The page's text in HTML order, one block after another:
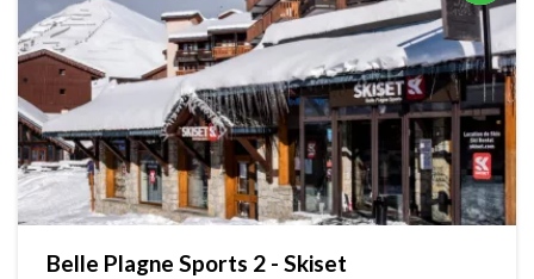
Belle Plagne Sports 2 - Skiset